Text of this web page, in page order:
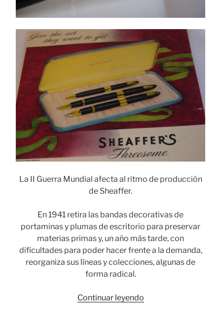
La II Guerra Mundial afecta al ritmo de producción
de Sheaffer.
En 1941 retira las bandas decorativas de
portaminas y plumas de escritorio para preservar
materias primas y, un año más tarde, con
dificultades para poder hacer frente a la demanda,
reorganiza sus líneas y colecciones, algunas de
forma radical.
Continuar leyendo«Sheaffer: